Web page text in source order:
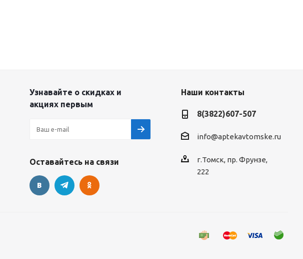
Узнавайте о скидках и
акциях первым
Оставайтесь на связи
Наши контакты
8(3822)607-507
info@aptekavtomske.ru
г.Томск, пр. Фрунзе,
222